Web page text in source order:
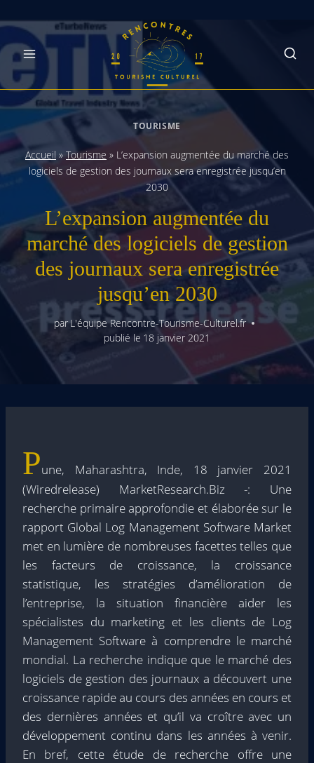
Skip
to
content
TOURISME
Accueil » Tourisme » L’expansion augmentée du marché des
logiciels de gestion des journaux sera enregistrée jusqu’en
2030
L’expansion augmentée du
marché des logiciels de gestion
des journaux sera enregistrée
jusqu’en 2030
parL'équipe Rencontre-Tourisme-Culturel.fr
publié le 18 janvier 2021
Pune, Maharashtra, Inde, 18 janvier 2021
(Wiredrelease) MarketResearch.Biz -: Une
recherche primaire approfondie et élaborée sur le
rapport Global Log Management Software Market
met en lumière de nombreuses facettes telles que
les facteurs de croissance, la croissance
statistique, les stratégies d’amélioration de
l’entreprise, la situation financière aider les
spécialistes du marketing et les clients de Log
Management Software à comprendre le marché
mondial. La recherche indique que le marché des
logiciels de gestion des journaux a découvert une
croissance rapide au cours des années en cours et
des dernières années et qu’il va croître avec un
développement continu dans les années à venir.
En bref, cette étude de recherche offre une